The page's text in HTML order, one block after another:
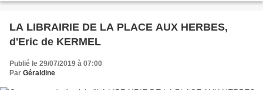
LA LIBRAIRIE DE LA PLACE AUX HERBES,
d'Eric de KERMEL
Publié le 29/07/2019 à 07:00
Par Géraldine